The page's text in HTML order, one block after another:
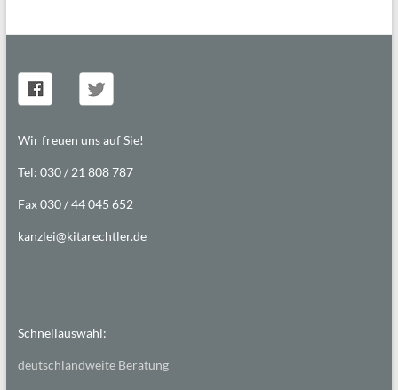
Wir freuen uns auf Sie!
Tel: 030 / 21 808 787
Fax 030 / 44 045 652
kanzlei@kitarechtler.de
Schnellauswahl:
deutschlandweite Beratung